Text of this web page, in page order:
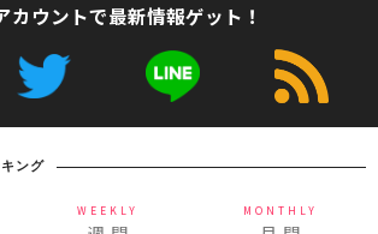
カウントで最新情報ゲット！
ング
WEEKLY MONTHLY